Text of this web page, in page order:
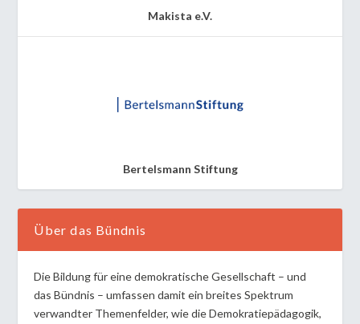
Makista e.V.
Bertelsmann Stiftung
Über das Bündnis
Die Bildung für eine demokratische Gesellschaft – und
das Bündnis – umfassen damit ein breites Spektrum
verwandter Themenfelder, wie die Demokratiepädagogik,